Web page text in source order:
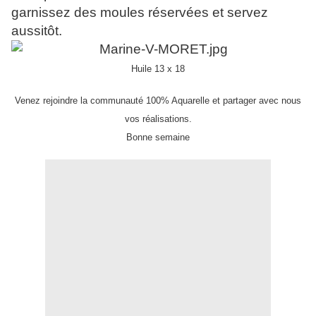
garnissez des moules réservées et servez
aussitôt.
Huile 13 x 18
Venez rejoindre la communauté 100% Aquarelle et partager avec nous
vos réalisations.
Bonne semaine